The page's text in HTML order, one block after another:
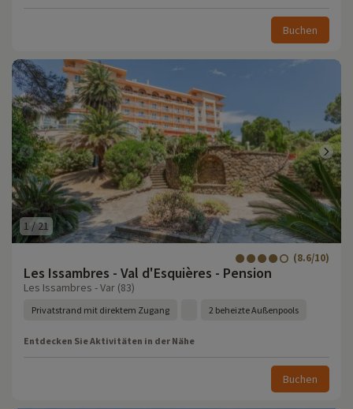
Buchen
1 /21
Les Issambres - Val d'Esquières - Pension
(8.6/10)
Les Issambres - Var (83)
Privatstrand mit direktem Zugang 2 beheizte Außenpools
Entdecken Sie Aktivitäten in der Nähe
Buchen